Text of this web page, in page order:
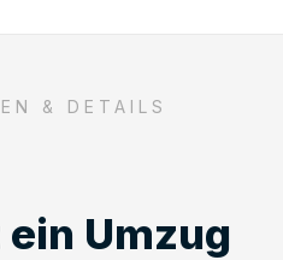
& DETAILS
Umzug